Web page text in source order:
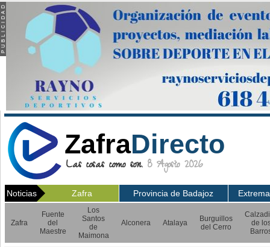
ZafraDirecto
Las cosas como son.8 Agosto 2026
Noticias Zafra Provincia de Badajoz
Zafra
Fuente
del
Maestre
Los
Santos
de
Maimona
Alconera Atalaya
Burguillos
del Cerro
de